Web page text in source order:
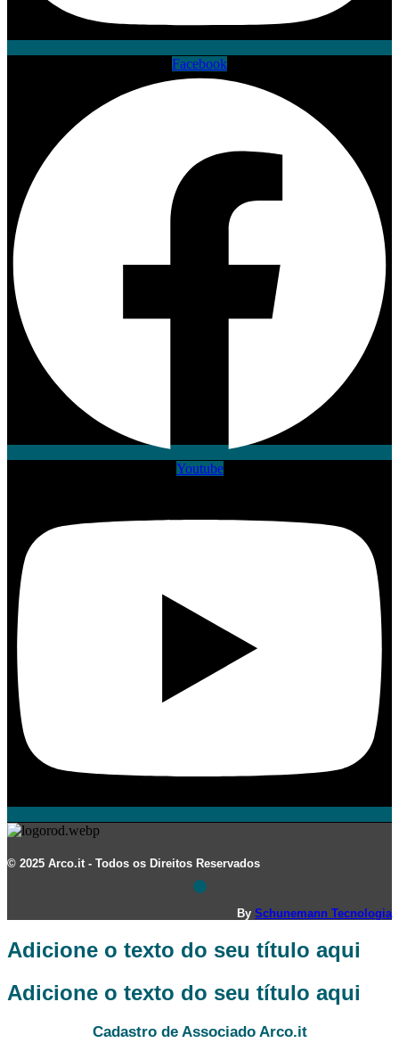
Facebook
Youtube
© 2025 Arco.it - Todos os Direitos Reservados
By Schunemann Tecnologia
Adicione o texto do seu título aqui
Adicione o texto do seu título aqui
Cadastro de Associado Arco.it